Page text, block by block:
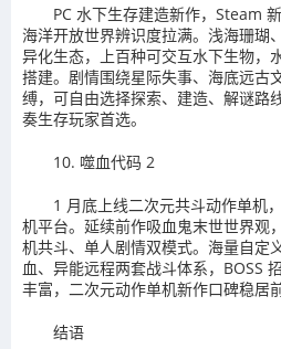
PC 水下生存建造新作，Steam
海洋开放世界辨识度拉满。浅海珊瑚
异化生态，上百种可交互水下生物，
搭建。剧情围绕星际失事、海底远古
缚，可自由选择探索、建造、解谜路
奏生存玩家首选。
10. 噬血代码 2
1 月底上线二次元共斗动作单机
机平台。延续前作吸血鬼末世世界观
机共斗、单人剧情双模式。海量自定
血、异能远程两套战斗体系，BOSS
丰富，二次元动作单机新作口碑稳居前
结语